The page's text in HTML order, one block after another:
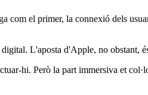
com el primer, la connexió dels
L'aposta d'Apple, no obstant,
hi. Però la part immersiva et